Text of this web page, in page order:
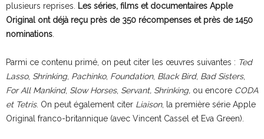
plusieurs reprises.
Les séries, films et documentaires Apple
Original ont déjà reçu près de 350 récompenses et près de 1450
nominations
Parmi ce contenu primé, on peut citer les œuvres suivantes : Ted
Lasso, Shrinking, Pachinko, Foundation, Black Bird, Bad Sisters,
For All Mankind, Slow Horses, Servant, Shrinking, ou encore CODA
et Tetris. On peut également citer Liaison, la première série Apple
Original franco-britannique (avec Vincent Cassel et Eva Green).